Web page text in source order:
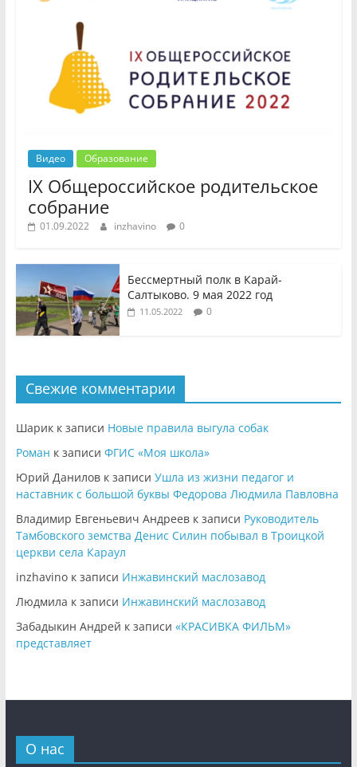
Видео Образование
IX Общероссийское родительское
собрание
01.09.2022 inzhavino 0
Бессмертный полк в Карай-
Салтыково. 9 мая 2022 год
11.05.2022 0
Свежие комментарии
Шарикк записи Новые правила выгула собак
Роман к записи ФГИС «Моя школа»
Юрий Даниловк записи Ушла из жизни педагог и
наставник с большой буквы Федорова Людмила Павловна
Владимир Евгеньевич Андреевк записи Руководитель
Тамбовского земства Денис Силин побывал в Троицкой
церкви села Караул
inzhavinoк записи Инжавинский маслозавод
Людмила к записи Инжавинский маслозавод
Забадыкин Андрей к записи «КРАСИВКА ФИЛЬМ»
представляет
О нас